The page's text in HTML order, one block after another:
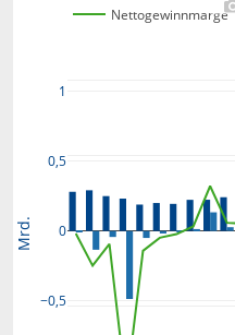
−0,5
0
0,5
1
Nettogewinnmarge
Mrd.